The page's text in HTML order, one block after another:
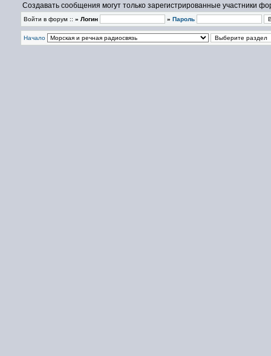
Создавать сообщения могут только зарегистрированные участники
Войти в форум :: » Логин » Пароль
Начало